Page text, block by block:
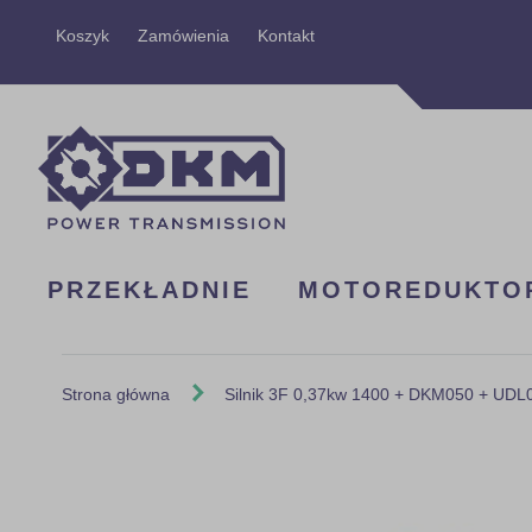
Koszyk Zamówienia KontaktPrzejdź
PRZEKŁADNIE
Strona główna Silnik 3F 0,37kw 1400 + DKM050 +